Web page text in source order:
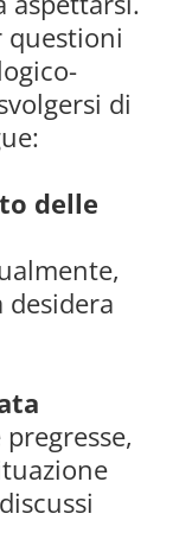
questioni
di
delle
desidera